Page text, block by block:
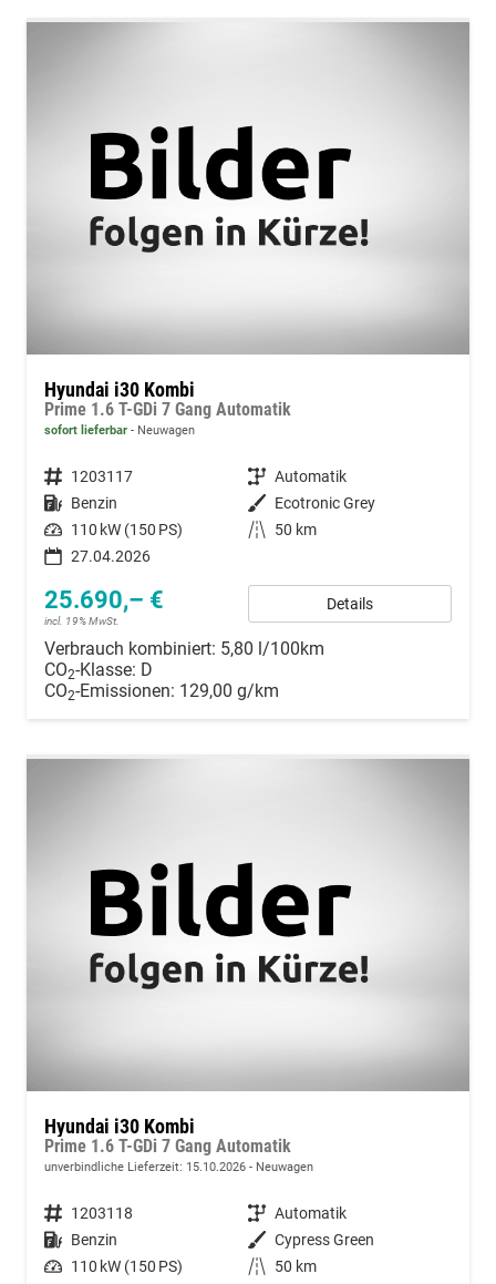
Hyundai i30 Kombi
Prime 1.6 T-GDi 7 Gang Automatik
sofort lieferbar Neuwagen
Fahrzeugnummer 1203117 Getriebe Automatik
Kraftstoff Benzin Außenfarbe Ecotronic Grey
Leistung 110 kW (150 PS) Kilometerstand
50 km
27.04.2026
25.690,– €
incl. 19% MwSt.
Details
Verbrauch kombiniert: 5,80 l/100km
CO2-Klasse: D
CO2-Emissionen: 129,00 g/km
Hyundai i30 Kombi
Prime 1.6 T-GDi 7 Gang Automatik
unverbindliche Lieferzeit: 15.10.2026 Neuwagen
Fahrzeugnummer 1203118 Getriebe Automatik
Kraftstoff Benzin Außenfarbe Cypress Green
Leistung 110 kW (150 PS) Kilometerstand 50 km